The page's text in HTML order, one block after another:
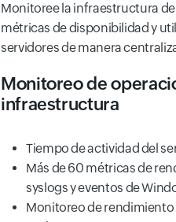
Monitoree la infraestructura
métricas de disponibilidad y
servidores de manera
Monitoreo de
infraestructura
Tiempo de actividad del
Más de 60 métricas de
syslogs y eventos de
Monitoreo de